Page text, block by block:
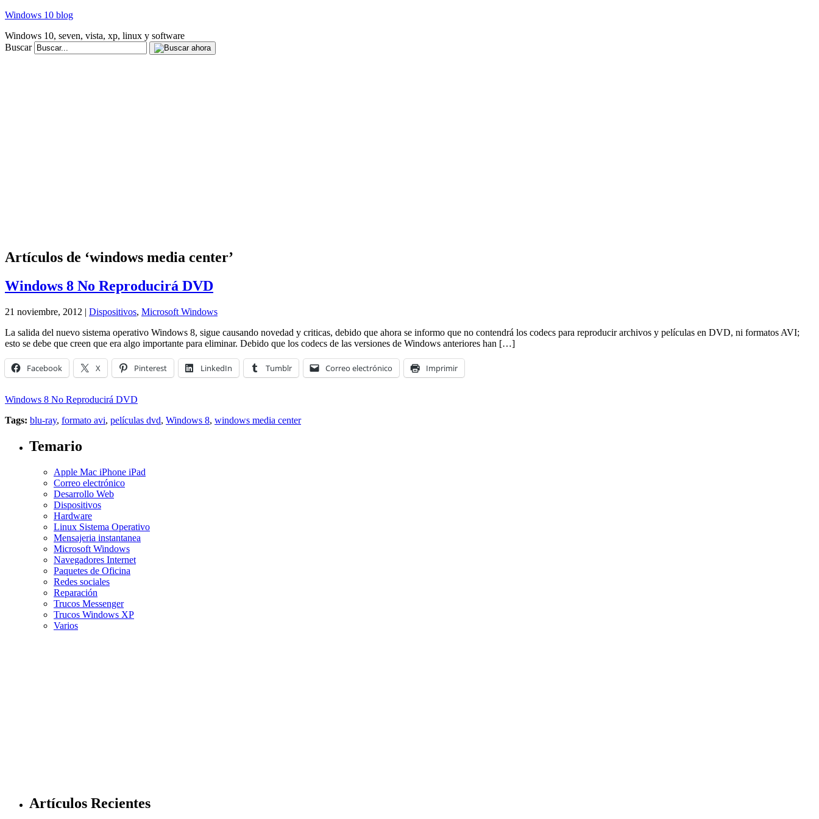
Windows 10 blog
Windows 10, seven, vista, xp, linux y software
Buscar
Artículos de ‘windows media center’
Windows 8 No Reproducirá DVD
21 noviembre, 2012 | Dispositivos, Microsoft Windows
La salida del nuevo sistema operativo Windows 8, sigue causando novedad y criticas, debido que ahora se informo que no contendrá los codecs para reproducir archivos y películas en DVD, ni formatos AVI;
esto se debe que creen que era algo importante para eliminar. Debido que los codecs de las versiones de Windows anteriores han […]
Facebook X Pinterest LinkedIn Tumblr Correo electrónico Imprimir
Windows 8 No Reproducirá DVD
Tags: blu-ray, formato avi, películas dvd, Windows 8, windows media center
Temario
Apple Mac iPhone iPad
Correo electrónico
Desarrollo Web
Dispositivos
Hardware
Linux Sistema Operativo
Mensajeria instantanea
Microsoft Windows
Navegadores Internet
Paquetes de Oficina
Redes sociales
Reparación
Trucos Messenger
Trucos Windows XP
Varios
Artículos Recientes